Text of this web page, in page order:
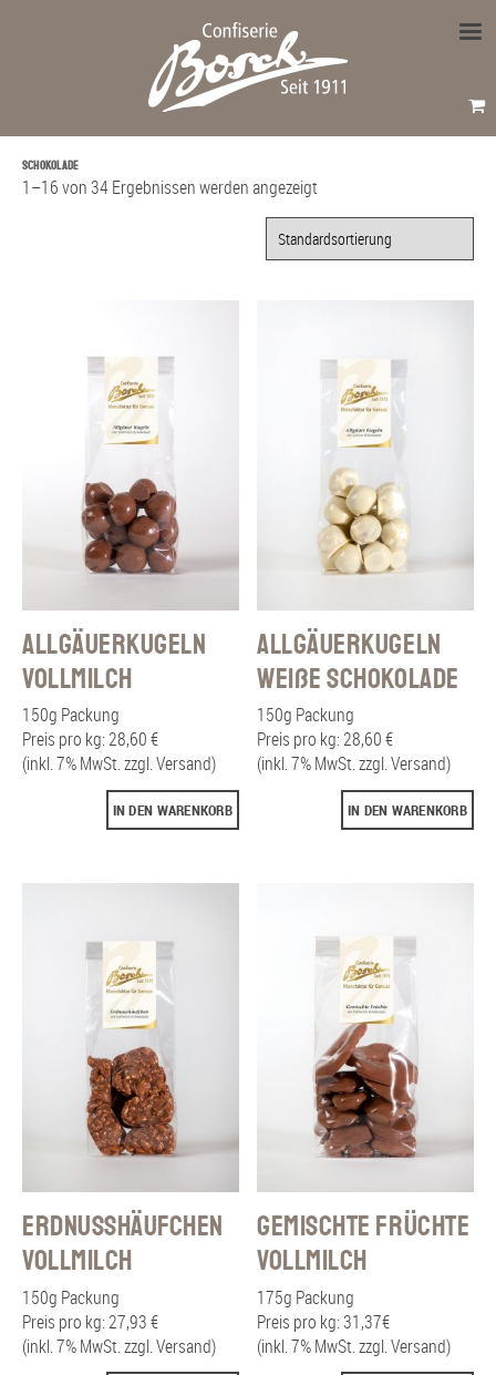
SCHOKOLADE
1–16 von 34 Ergebnissen werden angezeigt
Allgäuerkugeln
Vollmilch
150g Packung
Preis pro kg: 28,60 €
(inkl. 7% MwSt. zzgl. Versand)
IN DEN WARENKORB
Allgäuerkugeln
weiße Schokolade
150g Packung
Preis pro kg: 28,60 €
(inkl. 7% MwSt. zzgl. Versand)
IN DEN WARENKORB
Erdnusshäufchen
Vollmilch
150g Packung
Preis pro kg: 27,93 €
(inkl. 7% MwSt. zzgl. Versand)
Gemischte Früchte
Vollmilch
175g Packung
Preis pro kg: 31,37€
(inkl. 7% MwSt. zzgl. Versand)